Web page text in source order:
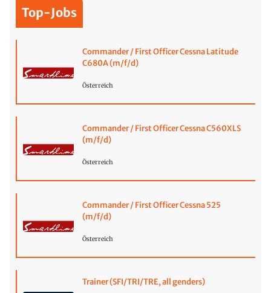
Top-Jobs
Commander / First Officer Cessna Latitude
C680A (m/f/d)
Österreich
Commander / First Officer Cessna C560XLS
(m/f/d)
Österreich
Commander / First Officer Cessna 525
(m/f/d)
Österreich
Trainer (SFI/TRI/TRE, all genders)